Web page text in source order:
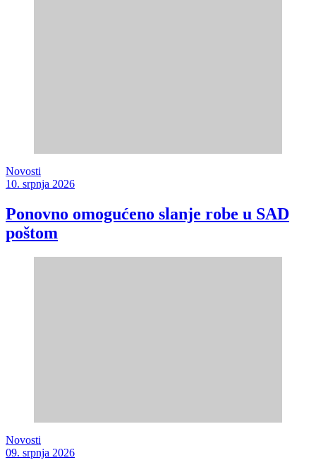
Novosti
10. srpnja 2026
Ponovno omogućeno slanje robe u SAD
poštom
Novosti
09. srpnja 2026